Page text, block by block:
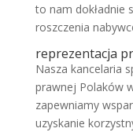
to nam dokładnie
roszczenia
reprezentacja
Nasza kancelaria
prawnej Polaków
zapewniamy
uzyskanie